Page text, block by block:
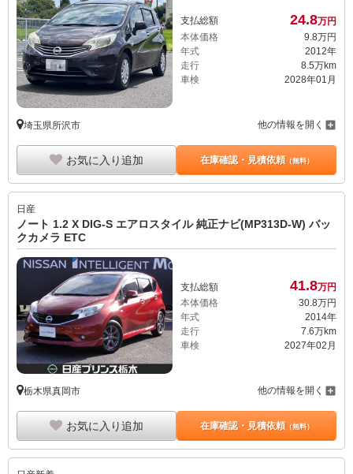
支払総額 24.8万円
本体価格
9.8万円
年式
2012年
走行
8.5万km
車検
2028年01月
埼玉県所沢市 他の情報を開く
お気に入り追加 在庫確認・見積依頼（無料）
日産
ノート 1.2 X DIG-S エアロスタイル 純正ナビ(MP313D-W) バッ
クカメラ ETC
支払総額 41.8万円
本体価格
30.8万円
年式
2014年
走行
7.6万km
車検
2027年02月
栃木県真岡市 他の情報を開く
お気に入り追加 在庫確認・見積依頼（無料）